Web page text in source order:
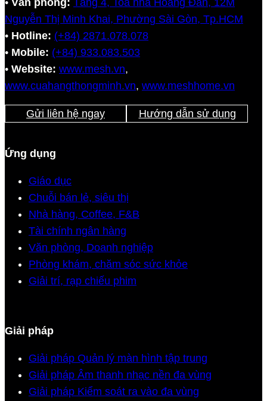
• Văn phòng: Tầng 4, Toà nhà Hoàng Đan, 12M
Nguyễn Thị Minh Khai, Phường Sài Gòn, Tp.HCM
• Hotline: (+84) 2871.078.078
• Mobile: (+84) 933.083.503
• Website: www.mesh.vn,
www.cuahangthongminh.vn, www.meshhome.vn
Gửi liên hệ ngay Hướng dẫn sử dụng
Ứng dụng
Giáo dục
Chuỗi bán lẻ, siêu thị
Nhà hàng, Coffee, F&B
Tài chính ngân hàng
Văn phòng, Doanh nghiệp
Phòng khám, chăm sóc sức khỏe
Giải trí, rạp chiếu phim
Giải pháp
Giải pháp Quản lý màn hình tập trung
Giải pháp Âm thanh nhạc nền đa vùng
Giải pháp Kiểm soát ra vào đa vùng